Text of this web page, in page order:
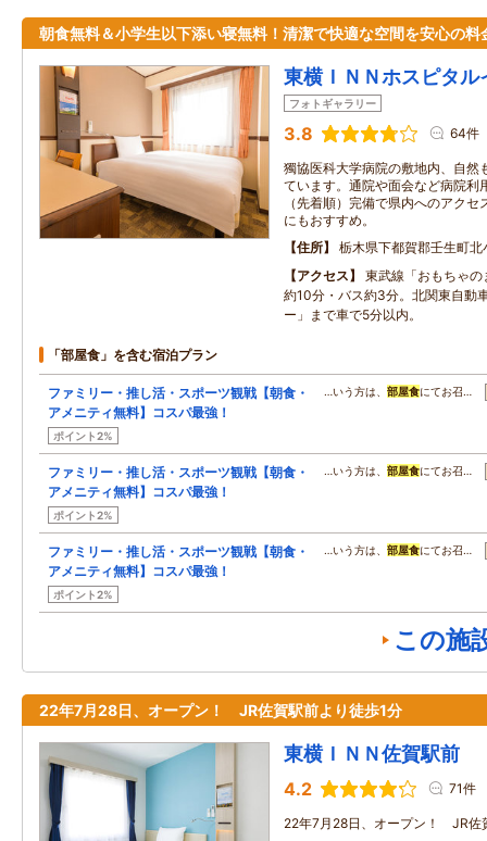
朝食無料＆小学生以下添い寝無料！清潔で快適な空間を安心の料
東横ＩＮＮホスピタル
フォトギャラリー
3.8 64件
獨協医科大学病院の敷地内、自然
ています。通院や面会など病院利
（先着順）完備で県内へのアク
にもおすすめ。
住所
栃木県下都賀郡壬生町
アクセス
東武線「おもちゃ
約10分・バス約3分。北関東自動
ー」まで車で5分以内。
「部屋食」を含む宿泊プラン
ファミリー・推し活・スポーツ観戦【朝食・
アメニティ無料】コスパ最強！
ポイント2%
…いう方は、 部屋食にてお召…
ファミリー・推し活・スポーツ観戦【朝食・
アメニティ無料】コスパ最強！
ポイント2%
…いう方は、 部屋食にてお召…
ファミリー・推し活・スポーツ観戦【朝食・
アメニティ無料】コスパ最強！
ポイント2%
…いう方は、 部屋食にてお召…
この施
22年7月28日、オープン！ JR佐賀駅前より徒歩1分
東横ＩＮＮ佐賀駅前
4.2 71件
22年7月28日、オープン！ JR佐